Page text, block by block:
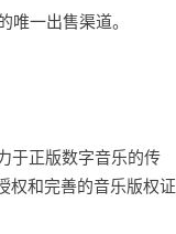
唯一出售渠道。
于正版数字音乐的传
权和完善的音乐版权证